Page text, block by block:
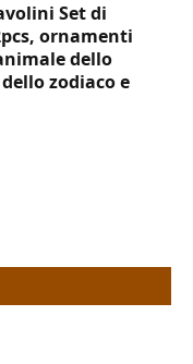
Set di
ornamenti
dello
zodiaco e